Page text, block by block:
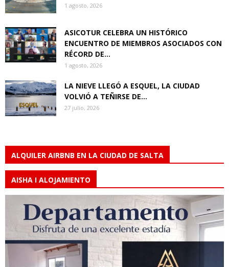
1 agosto, 2026
ASICOTUR CELEBRA UN HISTÓRICO
ENCUENTRO DE MIEMBROS ASOCIADOS CON
RÉCORD DE...
1 agosto, 2026
LA NIEVE LLEGÓ A ESQUEL, LA CIUDAD
VOLVIÓ A TEÑIRSE DE...
27 julio, 2026
ALQUILER AIRBNB EN LA CIUDAD DE SALTA
AISHA I ALOJAMIENTO